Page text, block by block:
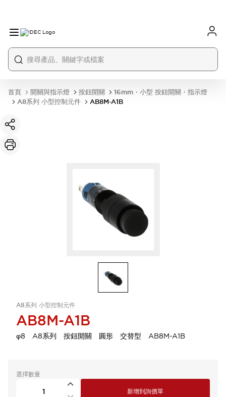
首頁 開關與指示燈 按鈕開關
16mm・小型 按鈕開關・指示燈
A8系列 小型控制元件
AB8M-A1B
A8系列 小型控制元件
AB8M-A1B
φ8 A8系列 按鈕開關 圓形 交替型 AB8M-A1B
選擇數量
新增到詢價單